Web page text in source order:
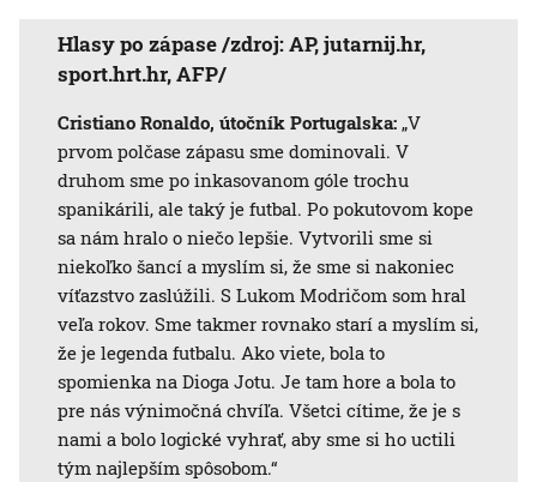
Hlasy po zápase /zdroj: AP, jutarnij.hr,
sport.hrt.hr, AFP/
Cristiano Ronaldo, útočník Portugalska: „V
prvom polčase zápasu sme dominovali. V
druhom sme po inkasovanom góle trochu
spanikárili, ale taký je futbal. Po pokutovom kope
sa nám hralo o niečo lepšie. Vytvorili sme si
niekoľko šancí a myslím si, že sme si nakoniec
víťazstvo zaslúžili. S Lukom Modričom som hral
veľa rokov. Sme takmer rovnako starí a myslím si,
že je legenda futbalu. Ako viete, bola to
spomienka na Dioga Jotu. Je tam hore a bola to
pre nás výnimočná chvíľa. Všetci cítime, že je s
nami a bolo logické vyhrať, aby sme si ho uctili
tým najlepším spôsobom.“